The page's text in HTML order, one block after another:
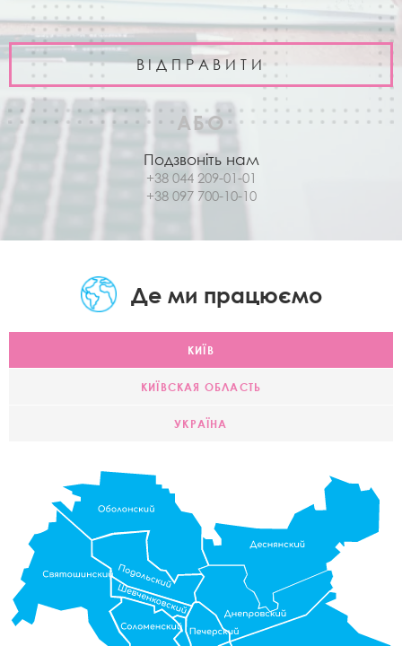
АБО
Подзвоніть нам
+38 044 209-01-01
+38 097 700-10-10
Де ми працюємо
КИЇВ
КИЇВСКАЯ ОБЛАСТЬ
УКРАЇНА